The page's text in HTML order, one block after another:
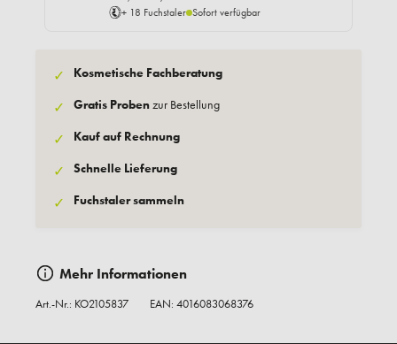
+ 18 Fuchstaler Sofort verfügbar
✓ Kosmetische Fachberatung
✓ Gratis Probenzur Bestellung
✓ Kauf auf Rechnung
✓ Schnelle Lieferung
✓ Fuchstaler sammeln
Mehr Informationen
Art.-Nr.: KO2105837 EAN: 4016083068376